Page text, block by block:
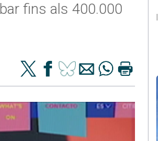
fins als 400.000